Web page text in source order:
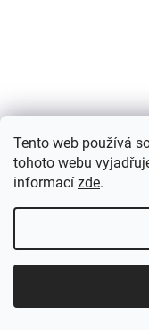
Tento web používá
tohoto webu
informací zde.
NIRONA